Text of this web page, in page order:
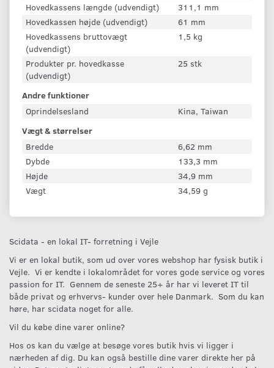
Hovedkassens længde (udvendigt)
311,1 mm
Hovedkassen højde (udvendigt)
61 mm
Hovedkassens bruttovægt
(udvendigt)
1,5 kg
Produkter pr. hovedkasse
(udvendigt)
25 stk
Andre funktioner
Oprindelsesland
Kina, Taiwan
Vægt & størrelser
Bredde
6,62 mm
Dybde
133,3 mm
Højde
34,9 mm
Vægt
34,59 g
Scidata - en lokal IT- forretning i Vejle
Vi er en lokal butik, som ud over vores webshop har fysisk butik i
Vejle. Vi er kendte i lokalområdet for vores gode service og vores
passion for IT. Gennem de seneste 25+ år har vi leveret IT til
både privat og erhvervs- kunder over hele Danmark. Som du kan
høre, har scidata noget for alle.
Vil du købe dine varer online?
Hos os kan du vælge at besøge vores butik hvis vi ligger i
nærheden af dig. Du kan også bestille dine varer direkte her på